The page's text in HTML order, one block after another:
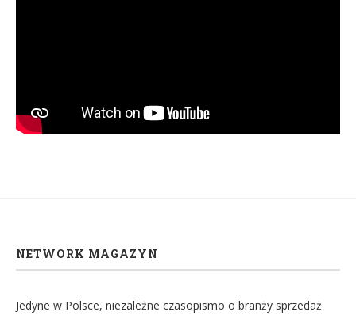
NETWORK MAGAZYN
Jedyne w Polsce, niezależne czasopismo o branży sprzedaż